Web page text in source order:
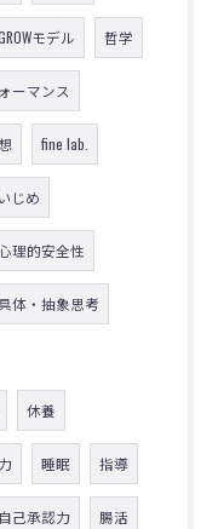
モデル 哲学
ーマンス
fine lab.
いじめ
理的安全性
体・抽象思考
休養
睡眠 指導
自己承認力 腸活